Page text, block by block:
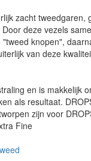
zacht tweedgaren,
deze vezels
knopen",
van deze
en is makkelijk
als resultaat.
zijn voor
Fine